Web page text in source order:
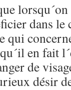
lorsqu´on
dans le
en fait
de
désir